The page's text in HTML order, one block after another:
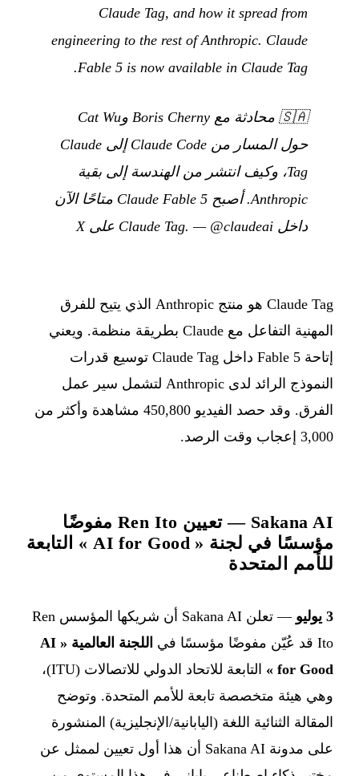
Claude Tag, and how it spread from
engineering to the rest of Anthropic. Claude
Fable 5 is now available in Claude Tag.
🇸🇦
محادثة مع Boris Cherny وCat Wu
حول المسار من Claude Code إلى Claude
Tag، وكيف انتشر من الهندسة إلى بقية
Anthropic. أصبح Claude Fable 5 متاحًا الآن
داخل Claude Tag.
— @claudeai على X
Claude Tag هو منتج Anthropic الذي يتيح للفرق
المهنية التفاعل مع Claude بطريقة منظمة. ويعني
إتاحة Fable 5 داخل Claude Tag توسيع قدرات
النموذج الرائد لدى Anthropic لتشمل سير عمل
الفرق. وقد حصد الفيديو 450,800 مشاهدة وأكثر من
3,000 إعجاب وقت الرصد.
Sakana AI — تعيين Ren Ito مفوضًا
مؤسسًا في لجنة « AI for Good » التابعة
للأمم المتحدة
3 يوليو
— تعلن Sakana AI أن شريكها المؤسس Ren
Ito قد عُيّن مفوضًا مؤسسًا في
اللجنة العالمية « AI
for Good »
التابعة للاتحاد الدولي للاتصالات (ITU)،
وهي هيئة متخصصة تابعة للأمم المتحدة. وتوضح
المقالة الثنائية اللغة (اليابانية/الإنجليزية) المنشورة
على مدونة Sakana AI أن هذا أول تعيين لممثل عن